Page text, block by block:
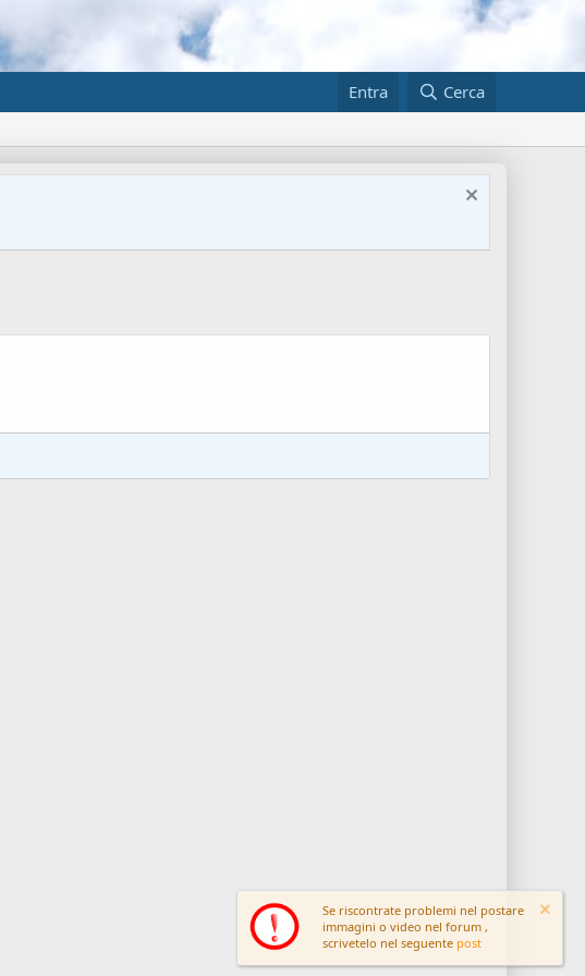
Entra Cerca
Se riscontrate problemi nel postare
immagini o video nel forum ,
scrivetelo nel seguente post